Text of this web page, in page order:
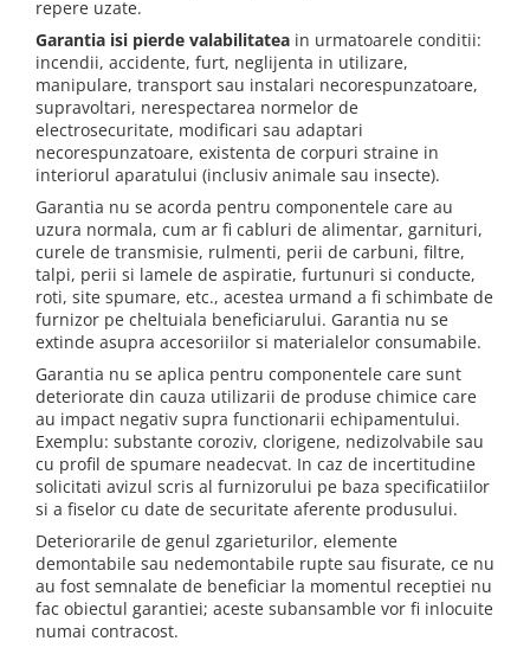
repere uzate.
Garantia isi pierde valabilitatea in urmatoarele conditii:
incendii, accidente, furt, neglijenta in utilizare,
manipulare, transport sau instalari necorespunzatoare,
supravoltari, nerespectarea normelor de
electrosecuritate, modificari sau adaptari
necorespunzatoare, existenta de corpuri straine in
interiorul aparatului (inclusiv animale sau insecte).
Garantia nu se acorda pentru componentele care au
uzura normala, cum ar fi cabluri de alimentar, garnituri,
curele de transmisie, rulmenti, perii de carbuni, filtre,
talpi, perii si lamele de aspiratie, furtunuri si conducte,
roti, site spumare, etc., acestea urmand a fi schimbate de
furnizor pe cheltuiala beneficiarului. Garantia nu se
extinde asupra accesoriilor si materialelor consumabile.
Garantia nu se aplica pentru componentele care sunt
deteriorate din cauza utilizarii de produse chimice care
au impact negativ supra functionarii echipamentului.
Exemplu: substante coroziv, clorigene, nedizolvabile sau
cu profil de spumare neadecvat. In caz de incertitudine
solicitati avizul scris al furnizorului pe baza specificatiilor
si a fiselor cu date de securitate aferente produsului.
Deteriorarile de genul zgarieturilor, elemente
demontabile sau nedemontabile rupte sau fisurate, ce nu
au fost semnalate de beneficiar la momentul receptiei nu
fac obiectul garantiei; aceste subansamble vor fi inlocuite
numai contracost.